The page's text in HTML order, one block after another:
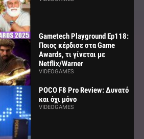
Gametech Playground Ep118:
Ποιος κέρδισε στα Game
Awards, τι γίνεται με
Netflix/Warner
VIDEOGAMES
POCO F8 Pro Review: Δυνατό
και όχι μόνο
VIDEOGAMES